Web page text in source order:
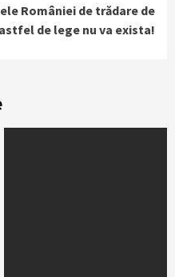
României de trădare de
de lege nu va exista!